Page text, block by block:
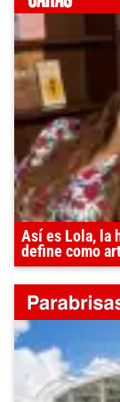
Así es Lola, la
define como